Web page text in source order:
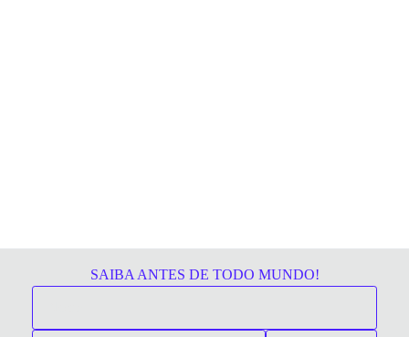
SAIBA ANTES DE TODO MUNDO!